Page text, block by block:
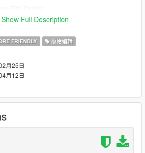
to:
Show Full Description
FRIENDLY 原始编辑
月25日
月12日